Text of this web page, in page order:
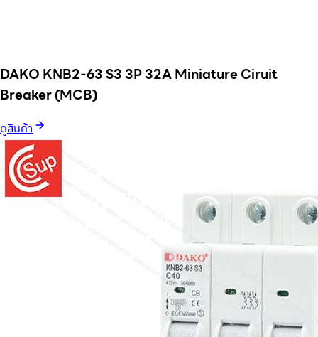
DAKO KNB2-63 S3 3P 32A Miniature Ciruit
Breaker (MCB)
ดูสินค้า